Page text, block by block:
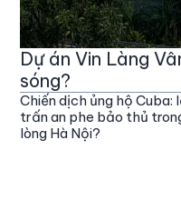
Dự án Vin Làng
sóng?
Chiến dịch ủng hộ Cuba:
trấn an phe bảo thủ
lòng Hà Nội?